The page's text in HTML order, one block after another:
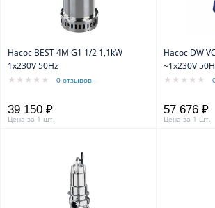
Насос BEST 4M G1 1/2 1,1kW
1x230V 50Hz
0 отзывов
39 150 ₽
Цена за 1 шт.
Насос DW VOX M 75 A G 2 0,5kW
~1x230V 50Hz с
метров
57 676 ₽
Цена за 1 шт.